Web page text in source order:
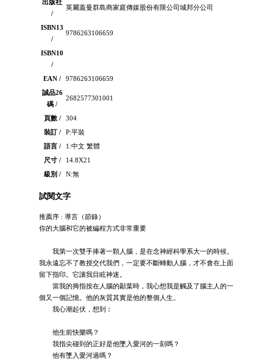
出版社
/
英屬蓋曼群島商家庭傳媒股份有限公司城邦分公司
ISBN13
/
9786263106659
ISBN10
/
EAN /
9786263106659
誠品26
碼 /
2682577301001
頁數 /
304
裝訂 /
P:平裝
語言 /
1:中文 繁體
尺寸 /
14.8X21
級別 /
N:無
試閱文字
推薦序 : 導言（節錄）
你的大腦和它的被編程方式非常重要
我第一次雙手捧著一顆人腦，是在念神經科學系大一的時候。
我永遠忘不了教授交代我們，一定要不斷轉動人腦，才不會在上面
留下指印。它讓我目眩神迷。
當我的拇指按在人腦的顳葉時，我心想我是觸及了腦主人的一
個又一個記憶。他的灰質其實是他的整個人生。
我心潮起伏，想到︰
他生前快樂嗎？
我指尖碰到的正好是他墜入愛河的一刻嗎？
他有墜入愛河過嗎？